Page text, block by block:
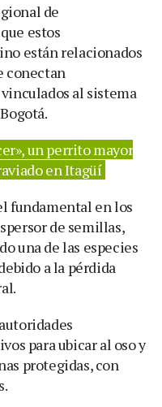
de
estos
están relacionados
conectan
al sistema
un perrito mayor
en Itagüí
fundamental en los
de semillas,
una de las especies
a la pérdida
para ubicar al oso y
protegidas, con